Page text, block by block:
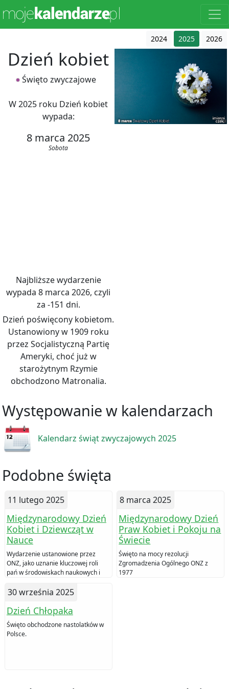
2024 2025 2026
Dzień kobiet
Święto zwyczajowe
W 2025 roku Dzień kobiet
wypada:
8 marca 2025
Sobota
Najbliższe wydarzenie
wypada 8 marca 2026, czyli
za -151 dni.
Dzień poświęcony kobietom.
Ustanowiony w 1909 roku
przez Socjalistyczną Partię
Ameryki, choć już w
starożytnym Rzymie
obchodzono Matronalia.
Występowanie w kalendarzach
Kalendarz świąt zwyczajowych 2025
Podobne święta
11 lutego 2025
Międzynarodowy Dzień
Kobiet i Dziewcząt w
Nauce
Wydarzenie ustanowione przez
ONZ, jako uznanie kluczowej roli
pań w środowiskach naukowych i
8 marca 2025
Międzynarodowy Dzień
Praw Kobiet i Pokoju na
Świecie
Święto na mocy rezolucji
Zgromadzenia Ogólnego ONZ z
1977
30 września 2025
Dzień Chłopaka
Święto obchodzone nastolatków w
Polsce.